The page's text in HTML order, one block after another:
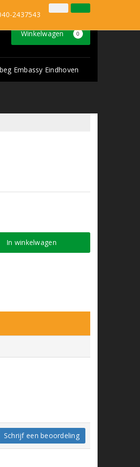
Inloggen Klantenservice
Winkelwagen 0
Embassy Eindhoven
2437543
In winkelwagen
Schrijf een beoordeling